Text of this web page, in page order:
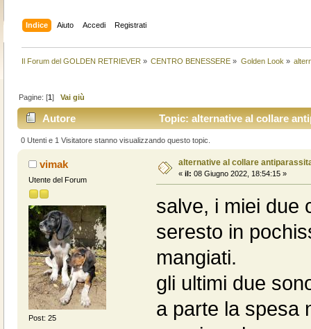
Indice Aiuto Accedi Registrati
Il Forum del GOLDEN RETRIEVER » CENTRO BENESSERE » Golden Look »
Pagine: [1]Vai giù
Autore Topic: alternative al collare
0 Utenti e 1 Visitatore stanno visualizzando questo topic.
vimak
Utente del Forum
Post: 25
alternative al collare
« il: 08 Giugno 2022, 18:54:15 »
salve, i miei due
seresto in
mangiati.
gli ultimi due
a parte la spesa